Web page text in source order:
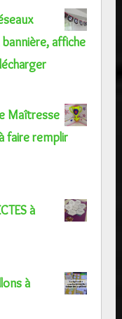
affiche
Maîtresse
faire remplir
à
à